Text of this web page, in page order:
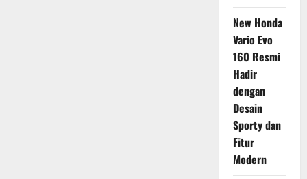
New Honda
Vario Evo
160 Resmi
Hadir
dengan
Desain
Sporty dan
Fitur
Modern